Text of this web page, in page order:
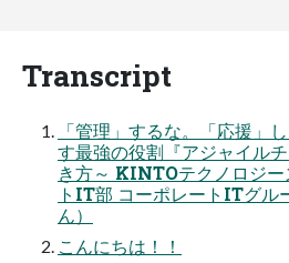
Transcript
「管理」するな。「応援」
す最強の役割『アジャイル
き方～ KINTOテクノロジー
トIT部 コーポレートITグル
ん）
こんにちは！！